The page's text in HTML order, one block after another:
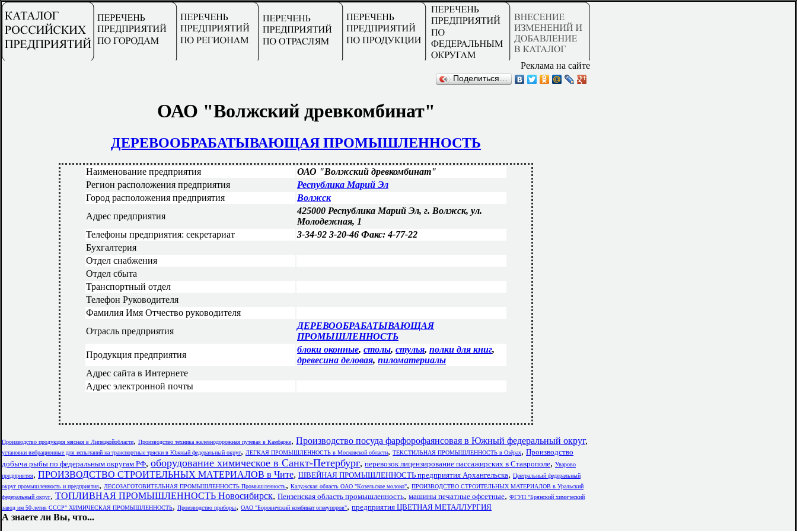
Реклама на сайте
Поделиться…
ОАО "Волжский древкомбинат"
ДЕРЕВООБРАБАТЫВАЮЩАЯ ПРОМЫШЛЕННОСТЬ
Наименование предприятия
ОАО "Волжский древкомбинат"
Регион расположения предприятия
Республика Марий Эл
Город расположения предприятия
Волжск
Адрес предприятия
425000 Республика Марий Эл, г. Волжск, ул.
Молодежная, 1
Телефоны предприятия: секретариат
3-34-92 3-20-46 Факс: 4-77-22
Бухгалтерия
Отдел снабжения
Отдел сбыта
Транспортный отдел
Телефон Руководителя
Фамилия Имя Отчество руководителя
Отрасль предприятия
ДЕРЕВООБРАБАТЫВАЮЩАЯ
ПРОМЫШЛЕННОСТЬ
Продукция предприятия
блоки оконные, столы, стулья, полки для книг,
древесина деловая, пиломатериалы
Адрес сайта в Интернете
Адрес электронной почты
Производство продукция мясная в Липецкойобласти, Производство техника железнодорожная путевая в Камбарке, Производство посуда фарфорофаянсовая в Южный федеральный округ,
установки вибрационные для испытаний на транспортные тряски в Южный федеральный округ, ЛЕГКАЯ ПРОМЫШЛЕННОСТЬ в Московской области, ТЕКСТИЛЬНАЯ ПРОМЫШЛЕННОСТЬ в Озёрах, Производство
добыча рыбы по федеральным округам РФ, оборудование химическое в Санкт-Петербург, перевозок лицензирование пассажирских в Ставрополе, Уварово
предприятия, ПРОИЗВОДСТВО СТРОИТЕЛЬНЫХ МАТЕРИАЛОВ в Чите, ШВЕЙНАЯ ПРОМЫШЛЕННОСТЬ предприятия Архангельска, Центральный федеральный
округ промышленность и предприятия, ЛЕСОЗАГОТОВИТЕЛЬНАЯ ПРОМЫШЛЕННОСТЬ Промышленность, Калужская область ОАО "Козельское молоко", ПРОИЗВОДСТВО СТРОИТЕЛЬНЫХ МАТЕРИАЛОВ в Уральский
федеральный округ, ТОПЛИВНАЯ ПРОМЫШЛЕННОСТЬ Новосибирск, Пензенская область промышленность, машины печатные офсетные, ФГУП "Брянский химический
завод им 50-летия СССР" ХИМИЧЕСКАЯ ПРОМЫШЛЕННОСТЬ, Производство приборы, ОАО "Боровичский комбинат огнеупоров", предприятия ЦВЕТНАЯ МЕТАЛЛУРГИЯ
А знаете ли Вы, что...